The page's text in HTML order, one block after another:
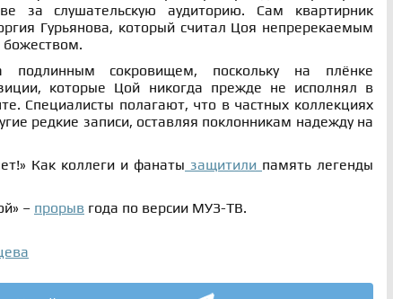
за слушательскую аудиторию. Сам квартирник
Гурьянова, который считал Цоя непререкаемым
божеством.
подлинным сокровищем, поскольку на плёнке
которые Цой никогда прежде не исполнял в
Специалисты полагают, что в частных коллекциях
редкие записи, оставляя поклонникам надежду на
Как коллеги и фанаты защитили память легенды
– прорыв года по версии МУЗ-ТВ.